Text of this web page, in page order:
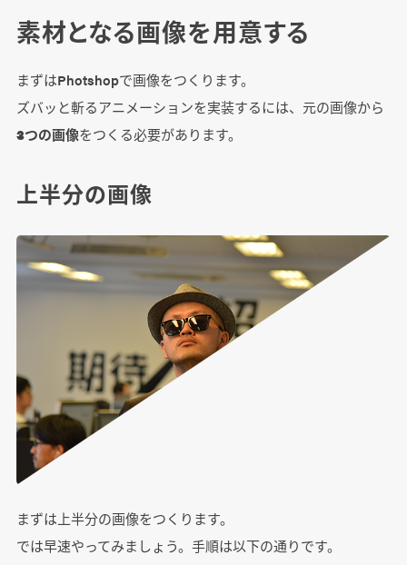
素材となる画像を用意する
まずはPhotshopで画像をつくります。
ズバッと斬るアニメーションを実装するには、元の画像から
3つの画像をつくる必要があります。
上半分の画像
まずは上半分の画像をつくります。
では早速やってみましょう。手順は以下の通りです。